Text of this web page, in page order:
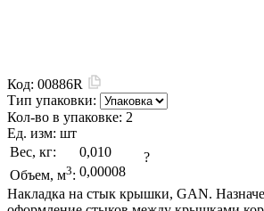
Код: 00886R
Тип упаковки:
Кол-во в упаковке: 2
Ед. изм: шт
Вес, кг:
0,010
Объем, м3: 0,00008
?
Накладка на стык крышки, GAN.